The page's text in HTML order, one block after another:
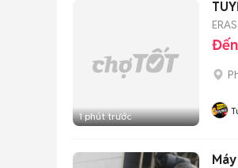
1 phút trước